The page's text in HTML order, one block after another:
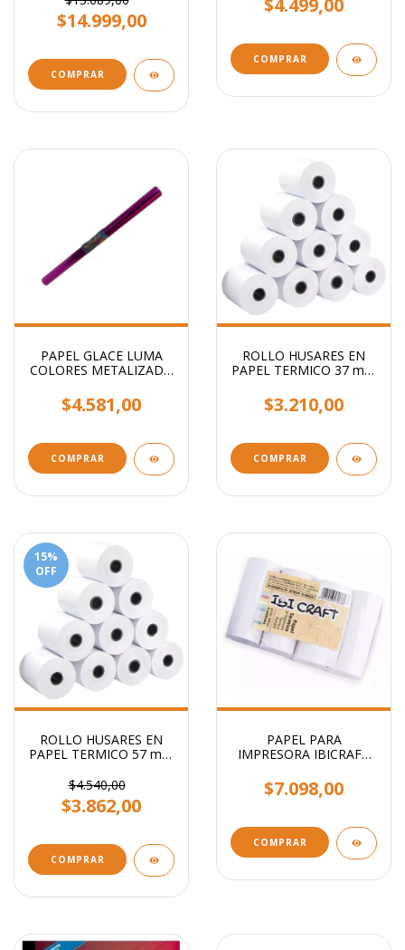
$14.999,00
COMPRAR
COMPRAR
PAPEL GLACE LUMA
COLORES METALIZADO
COLORES
$4.581,00
COMPRAR
ROLLO HUSARES EN
PAPEL TERMICO 37 mm
$3.210,00
15%
OFF
ROLLO HUSARES EN
PAPEL TERMICO 57 mm
$4.540,00
$3.862,00
PAPEL PARA
IMPRESORA IBICRAFT
$7.098,00